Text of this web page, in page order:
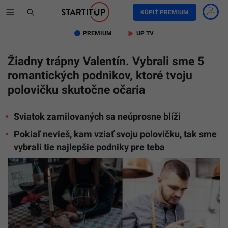
KÚPIŤ PREMIUM
PREMIUM UP TV
Žiadny trápny Valentín. Vybrali sme 5
romantických podnikov, ktoré tvoju
polovičku skutočne očaria
Sviatok zamilovaných sa neúprosne blíži
Pokiaľ nevieš, kam vziať svoju polovičku, tak sme
vybrali tie najlepšie podniky pre teba